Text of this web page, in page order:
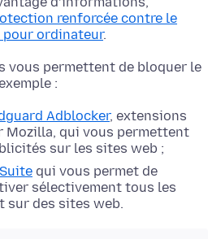
renforcée contre le
pour ordinateur.
vous permettent de bloquer le
:
Adblocker, extensions
Mozilla, qui vous permettent
sur les sites web ;
qui vous permet de
sélectivement tous les
sur des sites web.